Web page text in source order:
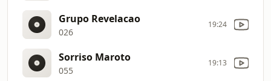
Grupo Revelacao
026
19:24
Sorriso Maroto
055
19:13